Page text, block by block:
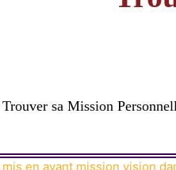
Trouver sa Mission